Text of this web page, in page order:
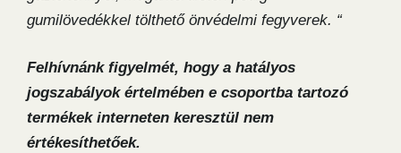
gumilövedékkel tölthető önvédelmi fegyverek. “
Felhívnánk figyelmét, hogy a hatályos
jogszabályok értelmében e csoportba tartozó
termékek interneten keresztül nem
értékesíthetőek.